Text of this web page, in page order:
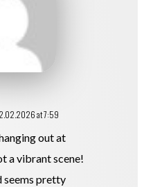
at 7:59
out at
a vibrant scene!
seems pretty